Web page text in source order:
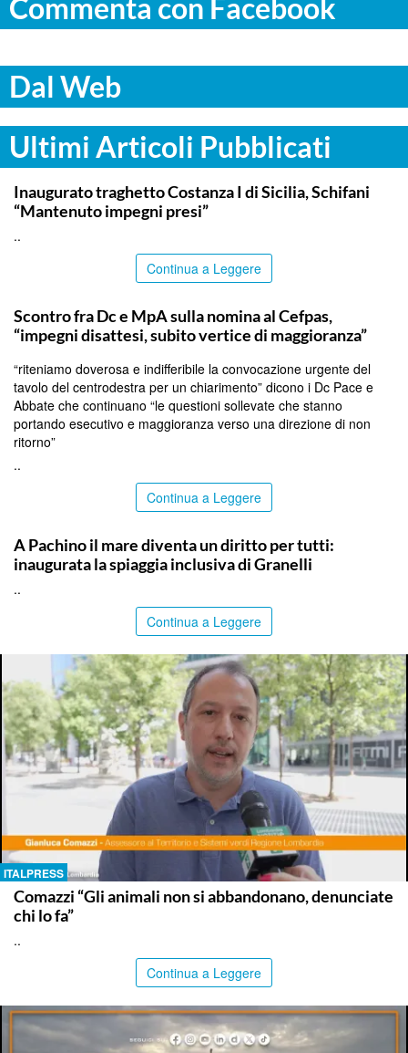
Commenta con Facebook
Dal Web
Ultimi Articoli Pubblicati
ITALPRESS
Inaugurato traghetto Costanza I di Sicilia, Schifani
“Mantenuto impegni presi”
..
Continua a Leggere
Scontro fra Dc e MpA sulla nomina al Cefpas,
“impegni disattesi, subito vertice di maggioranza”
“riteniamo doverosa e indifferibile la convocazione urgente del
tavolo del centrodestra per un chiarimento” dicono i Dc Pace e
Abbate che continuano “le questioni sollevate che stanno
portando esecutivo e maggioranza verso una direzione di non
ritorno”
..
Continua a Leggere
A Pachino il mare diventa un diritto per tutti:
inaugurata la spiaggia inclusiva di Granelli
..
Continua a Leggere
ITALPRESS
Comazzi “Gli animali non si abbandonano, denunciate
chi lo fa”
..
Continua a Leggere